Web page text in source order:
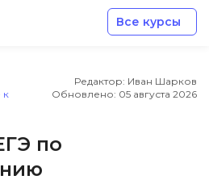
Все курсы
к
Редактор: Иван Шарков
Обновлено: 05 августа 2026
по